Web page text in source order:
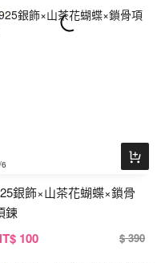
/6
銀飾×山茶花蝴蝶×鎖骨
鍊
$ 100 $ 390